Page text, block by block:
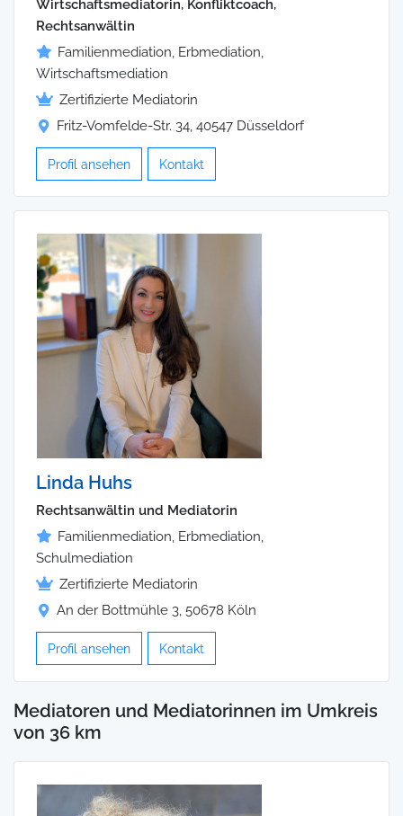
Wirtschaftsmediatorin, Konfliktcoach,
Rechtsanwältin
Familienmediation, Erbmediation,
Wirtschaftsmediation
Zertifizierte Mediatorin
Fritz-Vomfelde-Str. 34, 40547 Düsseldorf
Profil ansehen Kontakt
Linda Huhs
Rechtsanwältin und Mediatorin
Familienmediation, Erbmediation,
Schulmediation
Zertifizierte Mediatorin
An der Bottmühle 3, 50678 Köln
Profil ansehen Kontakt
Mediatoren und Mediatorinnen im Umkreis
von 36 km